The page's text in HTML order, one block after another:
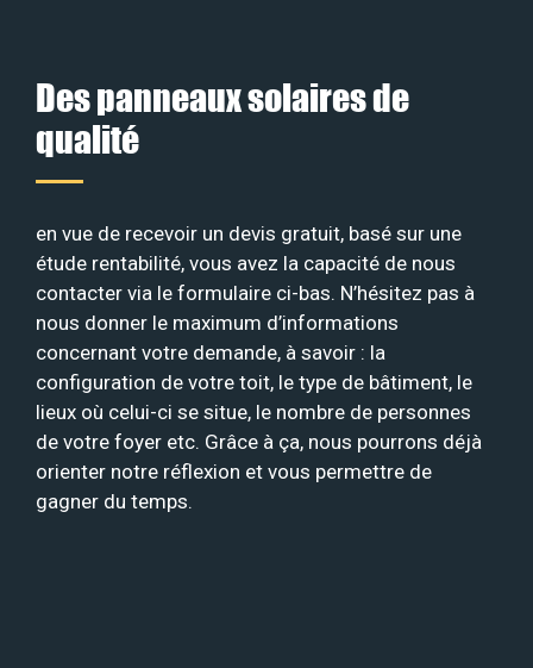
Des panneaux solaires de
qualité
en vue de recevoir un devis gratuit, basé sur une
étude rentabilité, vous avez la capacité de nous
contacter via le formulaire ci-bas. N’hésitez pas à
nous donner le maximum d’informations
concernant votre demande, à savoir : la
configuration de votre toit, le type de bâtiment, le
lieux où celui-ci se situe, le nombre de personnes
de votre foyer etc. Grâce à ça, nous pourrons déjà
orienter notre réflexion et vous permettre de
gagner du temps.